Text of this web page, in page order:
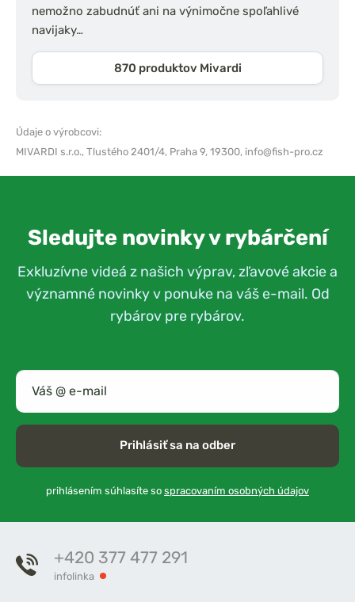
nemožno zabudnúť ani na výnimočne spoľahlivé
navijaky…
870 produktov Mivardi
Údaje o výrobcovi:
MIVARDI s.r.o., Tlustého 2401/4, Praha 9, 19300, info@fish-pro.cz
Sledujte novinky v rybárčení
Exkluzívne videá z našich výprav, zľavové akcie a
významné novinky v ponuke na váš e-mail. Od
rybárov pre rybárov.
Prihlásiť sa na odber
prihlásením súhlasíte so spracovaním osobných údajov
+420 377 477 291
infolinka